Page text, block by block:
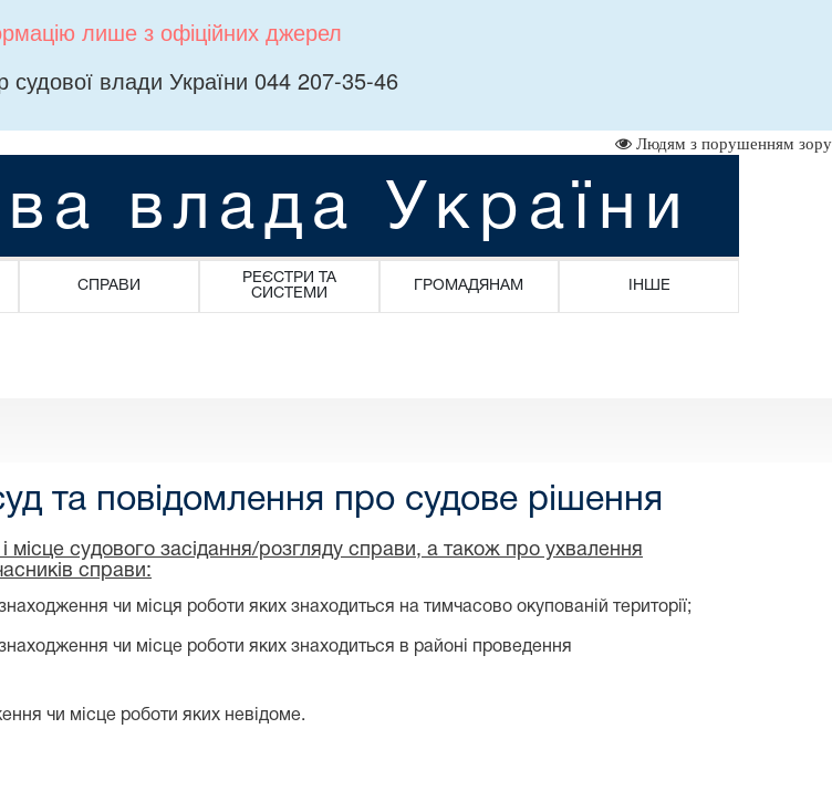
лише з офіційних джерел
судової влади України 044 207-35-46
Людям з порушенням зору
влада України
СПРАВИ
РЕЄСТРИ ТА
СИСТЕМИ
ГРОМАДЯНАМ ІНШЕ
та повідомлення про судове рішення
місце судового засідання/розгляду справи, а також про ухвалення
справи:
чи місця роботи яких знаходиться на тимчасово окупованій території;
чи місце роботи яких знаходиться в районі проведення
чи місце роботи яких невідоме.